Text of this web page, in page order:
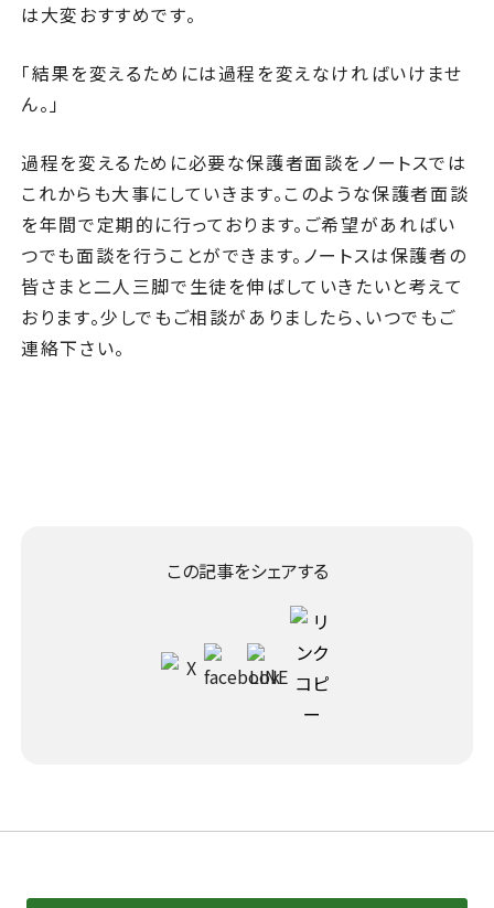
は大変おすすめです。
「結果を変えるためには過程を変えなければいけませ
ん。」
過程を変えるために必要な保護者面談をノートスでは
これからも大事にしていきます。このような保護者面談
を年間で定期的に行っております。ご希望があればい
つでも面談を行うことができます。ノートスは保護者の
皆さまと二人三脚で生徒を伸ばしていきたいと考えて
おります。少しでもご相談がありましたら、いつでもご
連絡下さい。
この記事をシェアする